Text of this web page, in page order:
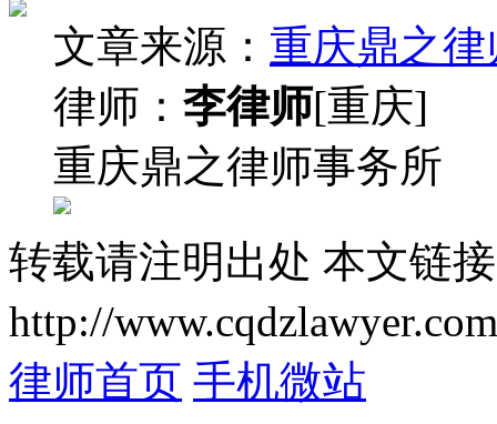
文章来源： 重庆鼎之
律师： 李律师[重庆]
重庆鼎之律师事务所
转载请注明出处 本文链
http://
律师首页 手机微站